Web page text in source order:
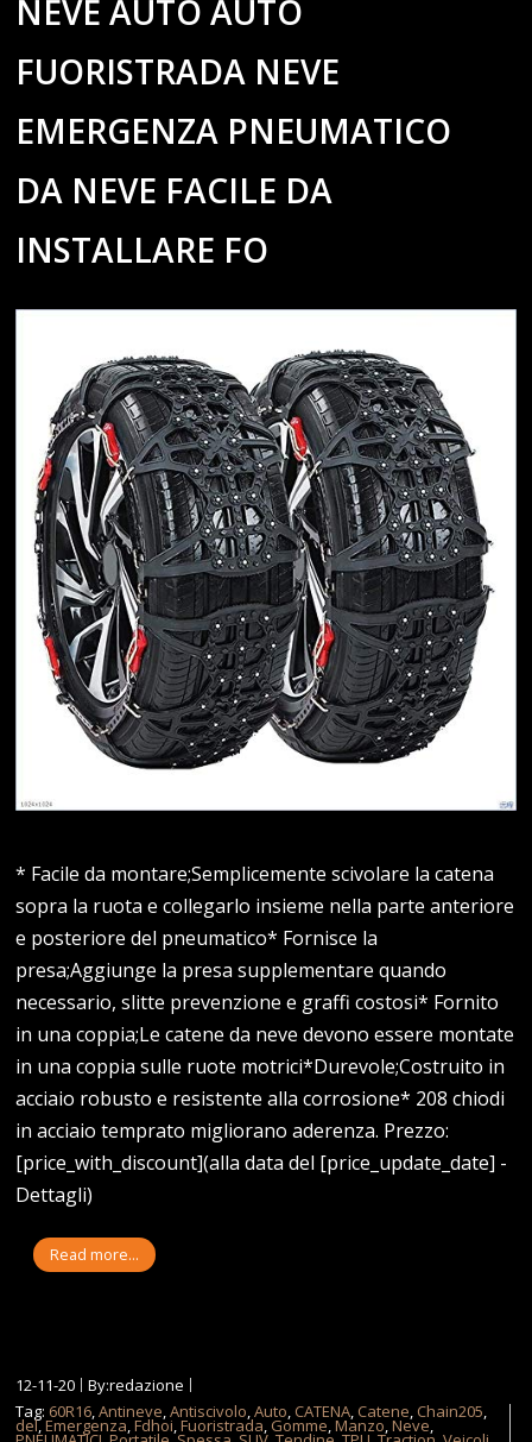
NEVE AUTO AUTO
FUORISTRADA NEVE
EMERGENZA PNEUMATICO
DA NEVE FACILE DA
INSTALLARE FO
* Facile da montare;Semplicemente scivolare la catena
sopra la ruota e collegarlo insieme nella parte anteriore
e posteriore del pneumatico* Fornisce la
presa;Aggiunge la presa supplementare quando
necessario, slitte prevenzione e graffi costosi* Fornito
in una coppia;Le catene da neve devono essere montate
in una coppia sulle ruote motrici*Durevole;Costruito in
acciaio robusto e resistente alla corrosione* 208 chiodi
in acciaio temprato migliorano aderenza. Prezzo:
[price_with_discount](alla data del [price_update_date] -
Dettagli)
Read more...
12-11-20
By:redazione
Tag: 60R16,Antineve,Antiscivolo,Auto, CATENA, Catene, Chain205,
del,Emergenza,Fdhoi,Fuoristrada, Gomme,Manzo,Neve,